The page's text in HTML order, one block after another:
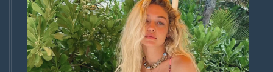
gigi-
hadid-
marihuana.jpg